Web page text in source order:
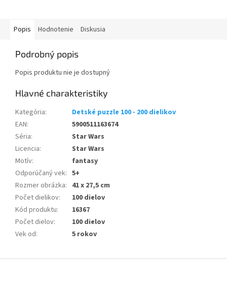
Popis Hodnotenie Diskusia
Podrobný popis
Popis produktu nie je dostupný
Kategória:
Detské puzzle 100 - 200 dielikov
EAN:
5900511163674
Séria:
Star Wars
Licencia:
Star Wars
Motív:
fantasy
Odporúčaný vek: 5+
Rozmer obrázka: 41 x 27,5 cm
Počet dielikov:
100 dielov
Kód produktu:
16367
Počet dielov:
100 dielov
Vek od: 5 rokov